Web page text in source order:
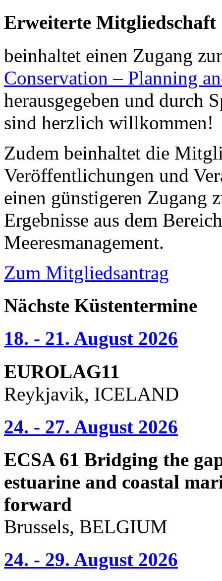
Erweiterte Mitgliedschaft
beinhaltet einen Zugang
Conservation – Planning
herausgegeben und durch
sind herzlich willkommen!
Zudem beinhaltet die
Veröffentlichungen und
einen günstigeren Zugang
Ergebnisse aus dem
Meeresmanagement.
Zum Mitgliedsantrag
Nächste Küstentermine
18. - 21. August 2026
EUROLAG11
Reykjavik, ICELAND
24. - 27. August 2026
ECSA 61 Bridging the
estuarine and coastal
forward
Brussels, BELGIUM
24. - 29. August 2026